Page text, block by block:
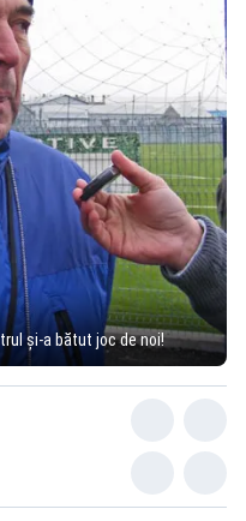
şi-a bătut joc de noi!